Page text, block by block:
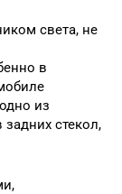
света, не
в
из
стекол,